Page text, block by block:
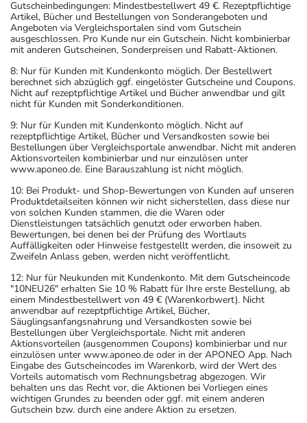
Gutscheinbedingungen: Mindestbestellwert 49 €. Rezeptpflichtige
Artikel, Bücher und Bestellungen von Sonderangeboten und
Angeboten via Vergleichsportalen sind vom Gutschein
ausgeschlossen. Pro Kunde nur ein Gutschein. Nicht kombinierbar
mit anderen Gutscheinen, Sonderpreisen und Rabatt-Aktionen.
8: Nur für Kunden mit Kundenkonto möglich. Der Bestellwert
berechnet sich abzüglich ggf. eingelöster Gutscheine und Coupons.
Nicht auf rezeptpflichtige Artikel und Bücher anwendbar und gilt
nicht für Kunden mit Sonderkonditionen.
9: Nur für Kunden mit Kundenkonto möglich. Nicht auf
rezeptpflichtige Artikel, Bücher und Versandkosten sowie bei
Bestellungen über Vergleichsportale anwendbar. Nicht mit anderen
Aktionsvorteilen kombinierbar und nur einzulösen unter
www.aponeo.de. Eine Barauszahlung ist nicht möglich.
10: Bei Produkt- und Shop-Bewertungen von Kunden auf unseren
Produktdetailseiten können wir nicht sicherstellen, dass diese nur
von solchen Kunden stammen, die die Waren oder
Dienstleistungen tatsächlich genutzt oder erworben haben.
Bewertungen, bei denen bei der Prüfung des Wortlauts
Auffälligkeiten oder Hinweise festgestellt werden, die insoweit zu
Zweifeln Anlass geben, werden nicht veröffentlicht.
12: Nur für Neukunden mit Kundenkonto. Mit dem Gutscheincode
"10NEU26" erhalten Sie 10 % Rabatt für Ihre erste Bestellung, ab
einem Mindestbestellwert von 49 € (Warenkorbwert). Nicht
anwendbar auf rezeptpflichtige Artikel, Bücher,
Säuglingsanfangsnahrung und Versandkosten sowie bei
Bestellungen über Vergleichsportale. Nicht mit anderen
Aktionsvorteilen (ausgenommen Coupons) kombinierbar und nur
einzulösen unter www.aponeo.de oder in der APONEO App. Nach
Eingabe des Gutscheincodes im Warenkorb, wird der Wert des
Vorteils automatisch vom Rechnungsbetrag abgezogen. Wir
behalten uns das Recht vor, die Aktionen bei Vorliegen eines
wichtigen Grundes zu beenden oder ggf. mit einem anderen
Gutschein bzw. durch eine andere Aktion zu ersetzen.